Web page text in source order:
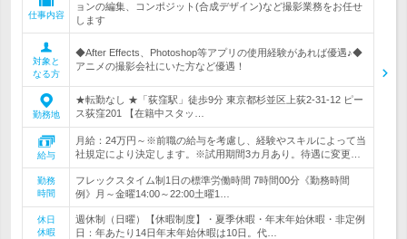
仕事内容
ョンの編集、コンポジット(合成デザイン)など撮影業務をお任せ
します
対象と
なる方
◆After Effects、Photoshop等アプリの使用経験があれば優遇♪◆
アニメの撮影会社にいた方など優遇！
勤務地
★転勤なし ★「荻窪駅」徒歩9分 東京都杉並区上荻2-31-12 ピー
ス荻窪201 【在籍中スタッ…
給与
月給：24万円～※前職の給与を考慮し、経験やスキルによって当
社規定により決定します。※試用期間3カ月あり。待遇に変更…
勤務
時間
フレックスタイム制1日の標準労働時間 7時間00分《勤務時間
例》月～金曜14:00～22:00土曜1…
休日
休暇
週休制（日曜）【休暇制度】・夏季休暇・年末年始休暇・非定例
日：年あたり14日年末年始休暇は10日。代…